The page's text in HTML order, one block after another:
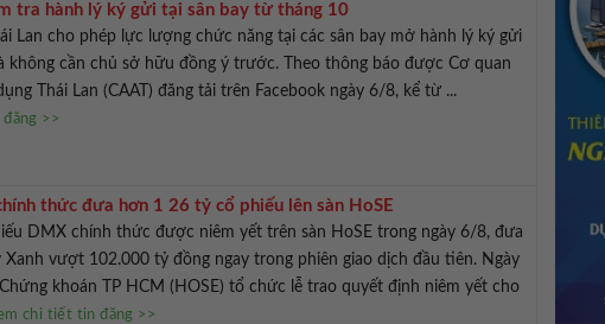
tra hành lý ký gửi tại sân bay từ tháng 10
Lan cho phép lực lượng chức năng tại các sân bay mở hành lý ký gửi
không cần chủ sở hữu đồng ý trước. Theo thông báo được Cơ quan
Thái Lan (CAAT) đăng tải trên Facebook ngày 6/8, kể từ ...
>>
thức đưa hơn 1 26 tỷ cổ phiếu lên sàn HoSE
DMX chính thức được niêm yết trên sàn HoSE trong ngày 6/8, đưa
vượt 102.000 tỷ đồng ngay trong phiên giao dịch đầu tiên. Ngày
khoán TP HCM (HOSE) tổ chức lễ trao quyết định niêm yết cho
chi tiết tin đăng >>